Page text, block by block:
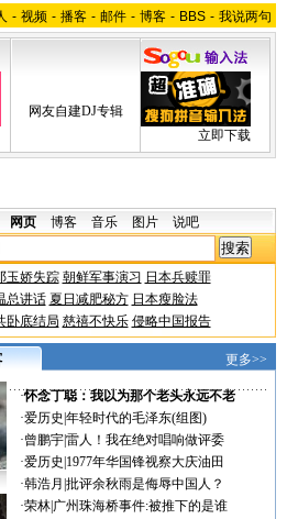
- 视频 - 播客 - 邮件 - 博客 - BBS - 我说两句
网友自建DJ专辑
立即下载
网页 博客 音乐 图片 说吧
玉娇失踪 朝鲜军事演习 日本兵赎罪
总讲话 夏日减肥秘方 日本瘦脸法
卧底结局 慈禧不快乐 侵略中国报告
更多>>
·怀念丁聪：我以为那个老头永远不老
·爱历史 年轻时代的毛泽东(组图)
·曾鹏宇|雷人！我在绝对唱响做评委
·爱历史 1977年华国锋视察大庆油田
·韩浩月 批评余秋雨是侮辱中国人？
·荣林| 广州珠海桥事件:被推下的是谁